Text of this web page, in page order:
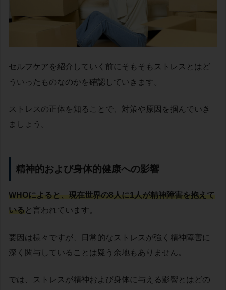
セルフケアを紹介していく前にそもそもストレスとはど
ういったものなのかを確認していきます。
ストレスの正体を知ることで、対策や原因を掴んでいき
ましょう。
精神的および身体的健康への影響
WHOによると、現在世界の8人に1人が精神障害を抱えて
いる と言われています。
要因は様々ですが、日常的なストレスが強く精神障害に
深く関与していることは疑う余地もありません。
では、ストレスが精神および身体に与える影響とはどの